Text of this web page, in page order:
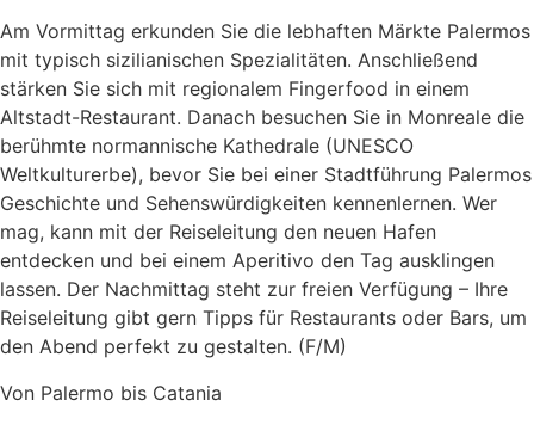
Am Vormittag erkunden Sie die lebhaften Märkte Palermos
mit typisch sizilianischen Spezialitäten. Anschließend
stärken Sie sich mit regionalem Fingerfood in einem
Altstadt-Restaurant. Danach besuchen Sie in Monreale die
berühmte normannische Kathedrale (UNESCO
Weltkulturerbe), bevor Sie bei einer Stadtführung Palermos
Geschichte und Sehenswürdigkeiten kennenlernen. Wer
mag, kann mit der Reiseleitung den neuen Hafen
entdecken und bei einem Aperitivo den Tag ausklingen
lassen. Der Nachmittag steht zur freien Verfügung – Ihre
Reiseleitung gibt gern Tipps für Restaurants oder Bars, um
den Abend perfekt zu gestalten. (F/M)
Von Palermo bis Catania